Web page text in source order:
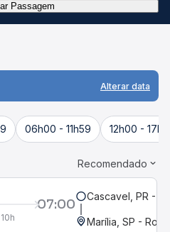
Passagem
Alterar data
06h00 - 11h59 12h00 -
Recomendado
07:00
10h
Cascavel, PR -
Marília, SP -